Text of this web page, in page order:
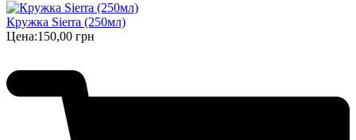
Кружка Sierra (250мл)
Цена:150,00 грн